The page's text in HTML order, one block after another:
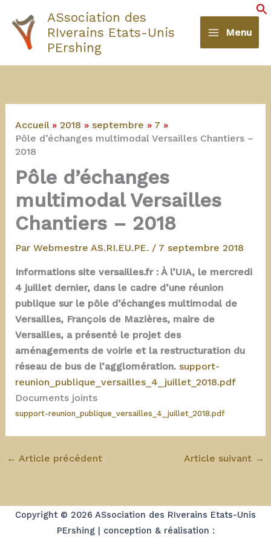
contenu
ASsociation des
RIverains Etats-Unis
PErshing
Menu
Accueil 2018 septembre
7
Pôle d’échanges multimodal Versailles Chantiers –
2018
Pôle d’échanges
multimodal Versailles
Chantiers – 2018
Par Webmestre AS.RI.EU.PE. / 7 septembre 2018
Informations site versailles.fr : À l’UIA, le mercredi
4 juillet dernier, dans le cadre d’une réunion
publique sur le pôle d’échanges multimodal de
Versailles, François de Mazières, maire de
Versailles, a présenté le projet des
aménagements de voirie et la restructuration du
réseau de bus de l’agglomération. support-
reunion_publique_versailles_4_juillet_2018.pdf
Documents joints
support-reunion_publique_versailles_4_juillet_2018.pdf
← Article précédent Article suivant →
Copyright © 2026 ASsociation des RIverains Etats-Unis
PErshing | conception & réalisation :